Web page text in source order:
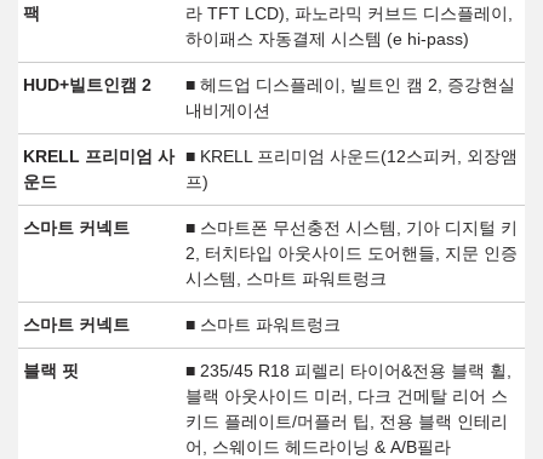
팩
라 TFT LCD), 파노라믹 커브드 디스플레이,
하이패스 자동결제 시스템 (e hi-pass)
HUD+빌트인캠 2
■ 헤드업 디스플레이, 빌트인 캠 2, 증강현실
내비게이션
KRELL 프리미엄 사
운드
■ KRELL 프리미엄 사운드(12스피커, 외장앰
프)
스마트 커넥트
■ 스마트폰 무선충전 시스템, 기아 디지털 키
2, 터치타입 아웃사이드 도어핸들, 지문 인증
시스템, 스마트 파워트렁크
스마트 커넥트 ■ 스마트 파워트렁크
블랙 핏
■ 235/45 R18 피렐리 타이어&전용 블랙 휠,
블랙 아웃사이드 미러, 다크 건메탈 리어 스
키드 플레이트/머플러 팁, 전용 블랙 인테리
어, 스웨이드 헤드라이닝 & A/B필라